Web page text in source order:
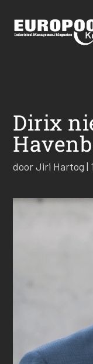
Dirix
doorJiri Hartog |